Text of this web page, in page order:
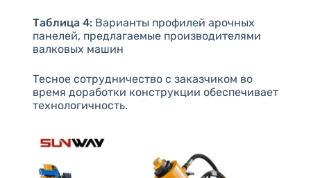
Таблица 4:Варианты профилей арочных
панелей, предлагаемые производителями
валковых машин
Тесное сотрудничество с заказчиком во
время доработки конструкции обеспечивает
технологичность.